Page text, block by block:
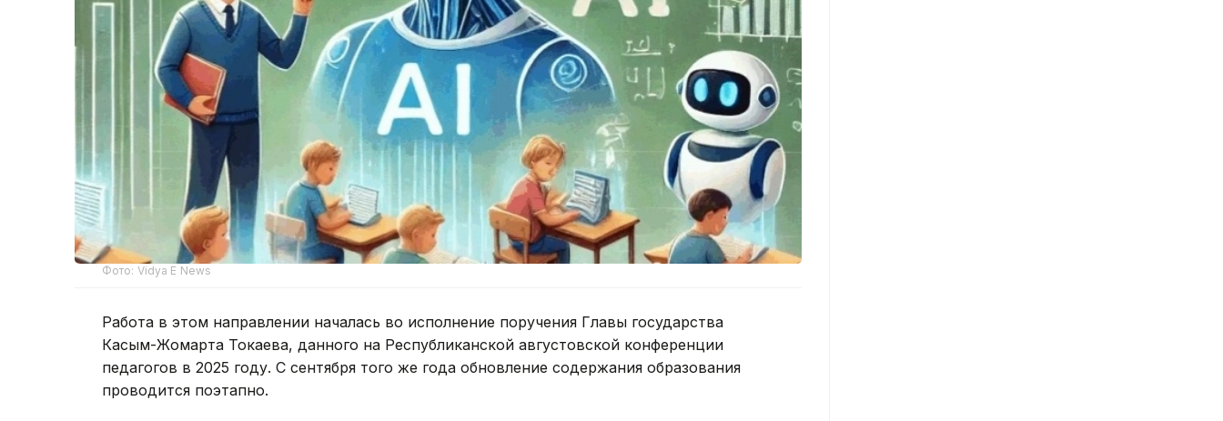
Фото: Vidya E News
Работа в этом направлении началась во исполнение поручения Главы государства
Касым-Жомарта Токаева, данного на Республиканской августовской конференции
педагогов в 2025 году. С сентября того же года обновление содержания образования
проводится поэтапно.